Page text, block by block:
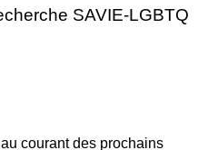
SAVIE-LGBTQ
courant des prochains